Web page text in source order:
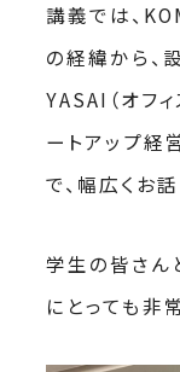
講義では、
の経緯から、
YASAI（オフ
ートアップ経
で、幅広くお
学生の皆さん
にとっても非